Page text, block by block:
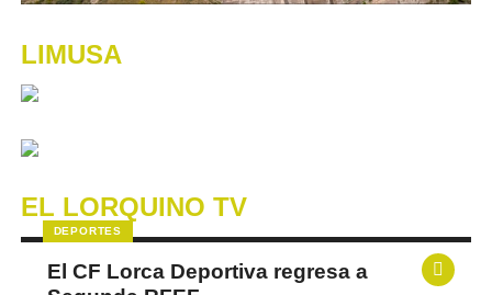
LIMUSA
EL LORQUINO TV
DEPORTES
El CF Lorca Deportiva regresa a